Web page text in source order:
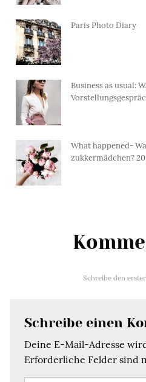
Paris Photo Diary
Business as usual:
What happened-
zukkermädchen?
Schreibe den
Schreibe einen
Deine E-Mail-Adresse
Erforderliche Felder sind